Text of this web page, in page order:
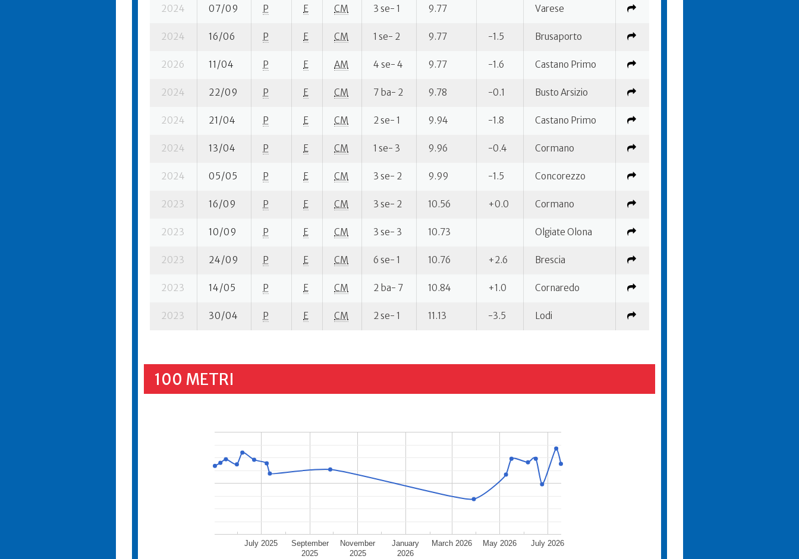
2024 07/09 P E CM 3 se- 1 9.77 Varese
2024 16/06 P E CM 1 se- 2 9.77 -1.5 Brusaporto
2026 11/04 P E AM 4 se- 4 9.77 -1.6 Castano Primo
2024 22/09 P E CM 7 ba- 2 9.78 -0.1 Busto Arsizio
2024 21/04 P E CM 2 se- 1 9.94 -1.8 Castano Primo
2024 13/04 P E CM 1 se- 3 9.96 -0.4 Cormano
2024 05/05 P E CM 3 se- 2 9.99 -1.5 Concorezzo
2023 16/09 P E CM 3 se- 2 10.56 +0.0 Cormano
2023 10/09 P E CM 3 se- 3 10.73 Olgiate Olona
2023 24/09 P E CM 6 se- 1 10.76 +2.6 Brescia
2023 14/05 P E CM 2 ba- 7 10.84 +1.0 Cornaredo
2023 30/04 P E CM 2 se- 1 11.13 -3.5 Lodi
100 METRI
July 2025
September
2025
November
2025
January
2026
March 2026 May 2026 July 2026